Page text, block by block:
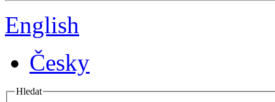
English
Česky
Hledat